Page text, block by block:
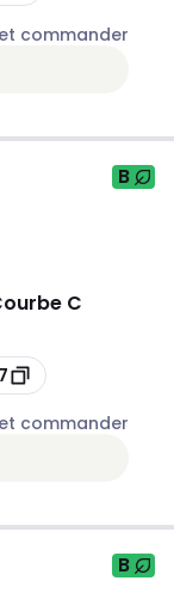
commander
B
C
commander
B